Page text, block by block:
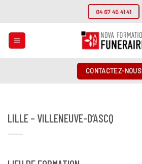
contenu
04 67 45 41 41
CONTACTEZ-NOUS
LILLE – VILLENEUVE-D’ASCQ